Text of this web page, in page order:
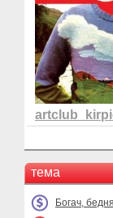
тема
Богач,